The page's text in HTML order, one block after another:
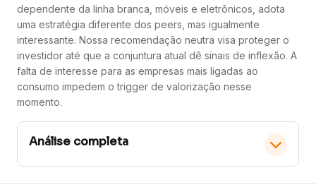
dependente da linha branca, móveis e eletrônicos, adota
uma estratégia diferente dos peers, mas igualmente
interessante. Nossa recomendação neutra visa proteger o
investidor até que a conjuntura atual dê sinais de inflexão. A
falta de interesse para as empresas mais ligadas ao
consumo impedem o trigger de valorização nesse
momento.
Análise completa